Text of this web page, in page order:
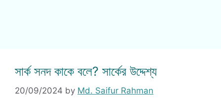
সার্ক সনদ কাকে বলে? সার্কের উদ্দেশ্য
20/09/2024 by Md. Saifur Rahman